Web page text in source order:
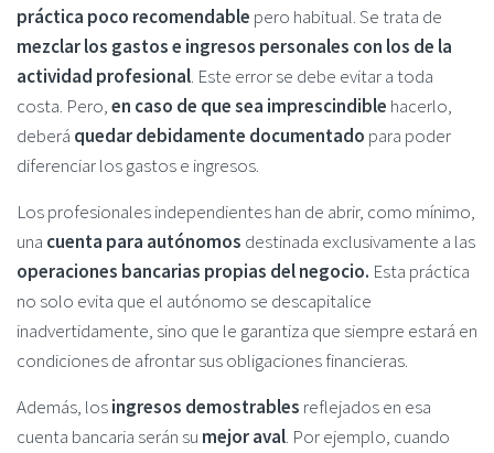
práctica poco recomendable pero habitual. Se trata de
mezclar los gastos e ingresos personales con los de la
actividad profesional. Este error se debe evitar a toda
costa. Pero,en caso de que sea imprescindible hacerlo,
deberá quedar debidamente documentado para poder
diferenciar los gastos e ingresos.
Los profesionales independientes han de abrir, como mínimo,
una cuenta para autónomos destinada exclusivamente a las
operaciones bancarias propias del negocio. Esta práctica
no solo evita que el autónomo se descapitalice
inadvertidamente, sino que le garantiza que siempre estará en
condiciones de afrontar sus obligaciones financieras.
Además, losingresos demostrables reflejados en esa
cuenta bancaria serán su mejor aval. Por ejemplo, cuando